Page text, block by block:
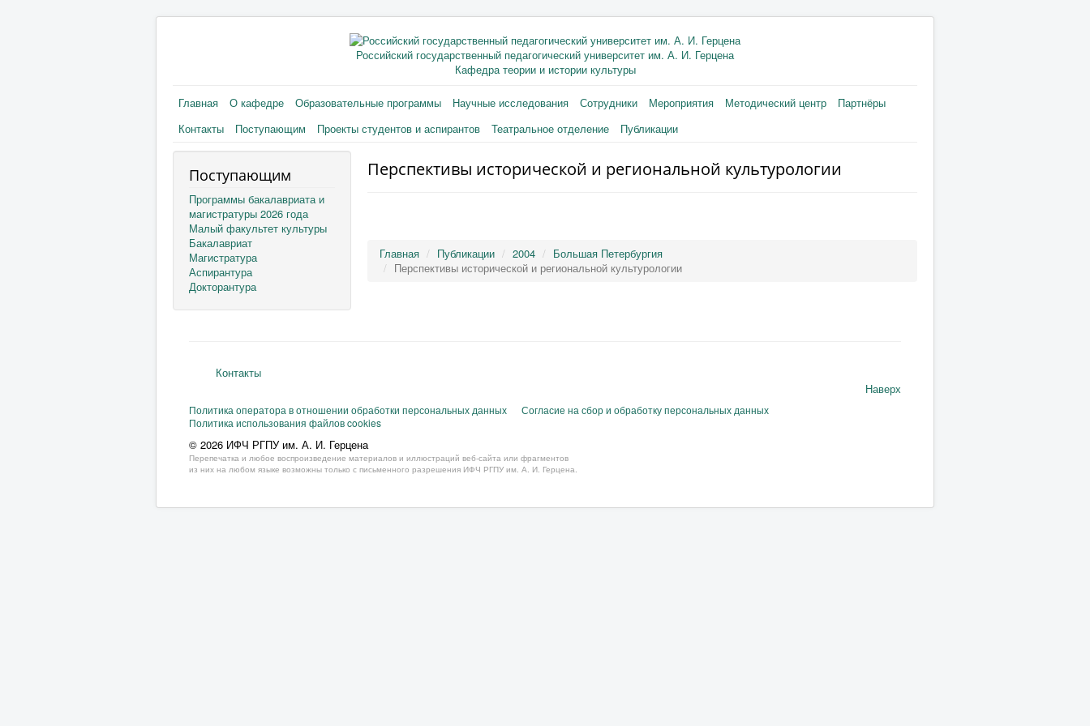
Российский государственный педагогический университет им. А. И. Герцена
Кафедра теории и истории культуры
Главная О кафедре Образовательные программы Научные исследования Сотрудники Мероприятия Методический центр
Партнёры
Контакты
Поступающим Проекты студентов и аспирантов Театральное отделение Публикации
Поступающим
Программы бакалавриата и
магистратуры 2026 года
Малый факультет культуры
Бакалавриат
Магистратура
Аспирантура
Докторантура
Перспективы исторической и региональной культурологии
Главная Публикации 2004
Большая Петербургия
Перспективы исторической и региональной культурологии
Контакты
Наверх
Политика оператора в отношении обработки персональных данных
Согласие на сбор и обработку персональных данных
Политика использования файлов cookies
© 2026 ИФЧ РГПУ им. А. И. Герцена
Перепечатка и любое воспроизведение материалов и иллюстраций веб-сайта или фрагментов
из них на любом языке возможны только с письменного разрешения ИФЧ РГПУ им. А. И. Герцена.